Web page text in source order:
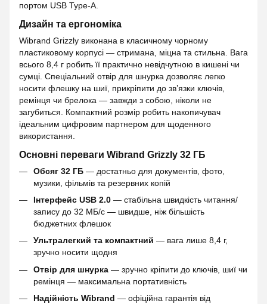
портом USB Type-A.
Дизайн та ергономіка
Wibrand Grizzly виконана в класичному чорному
пластиковому корпусі — стримана, міцна та стильна. Вага
всього 8,4 г робить її практично невідчутною в кишені чи
сумці. Спеціальний отвір для шнурка дозволяє легко
носити флешку на шиї, прикріпити до зв’язки ключів,
ремінця чи брелока — завжди з собою, ніколи не
загубиться. Компактний розмір робить накопичувач
ідеальним цифровим партнером для щоденного
використання.
Основні переваги Wibrand Grizzly 32 ГБ
Обсяг 32 ГБ — достатньо для документів, фото,
музики, фільмів та резервних копій
Інтерфейс USB 2.0 — стабільна швидкість читання/
запису до 32 МБ/с — швидше, ніж більшість
бюджетних флешок
Ультралегкий та компактний — вага лише 8,4 г,
зручно носити щодня
Отвір для шнурка — зручно кріпити до ключів, шиї чи
ремінця — максимальна портативність
Надійність Wibrand — офіційна гарантія від